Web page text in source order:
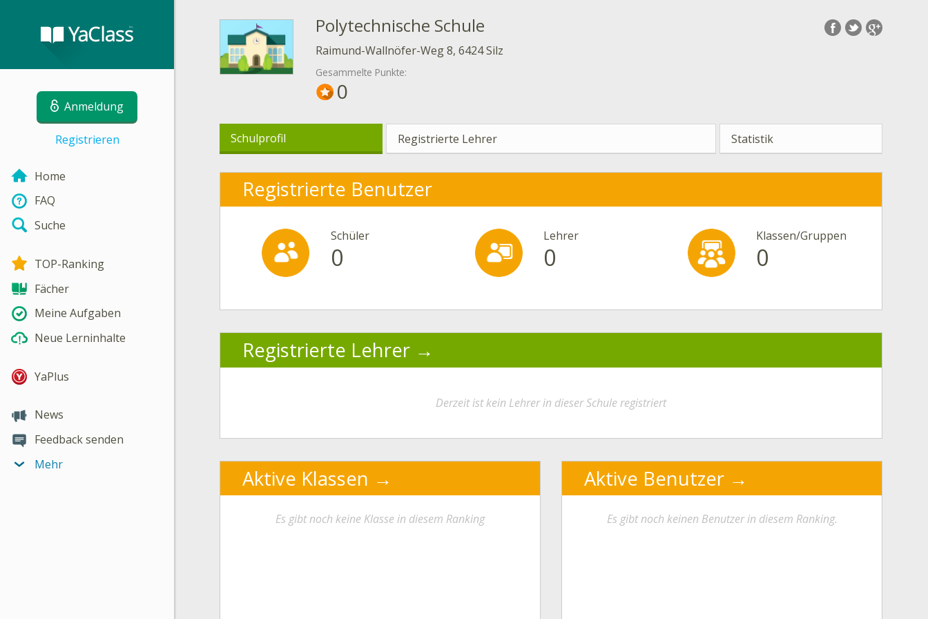
Anmeldung
Registrieren
Home
FAQ
Suche
TOP-Ranking
Fächer
Meine Aufgaben
Neue Lerninhalte
YaPlus
News
Feedback senden
Mehr
Polytechnische Schule
Raimund-Wallnöfer-Weg 8, 6424 Silz
Gesammelte Punkte:
0
Schulprofil Registrierte Lehrer Statistik
Registrierte Benutzer
Schüler
0
Lehrer
0
Klassen/Gruppen
0
Registrierte Lehrer
Derzeit ist kein Lehrer in dieser Schule registriert
Aktive Klassen
Es gibt noch keine Klasse in diesem Ranking
Aktive Benutzer
Es gibt noch keinen Benutzer in diesem Ranking.